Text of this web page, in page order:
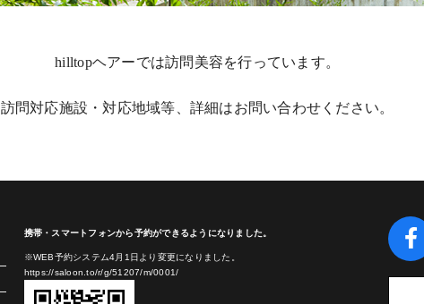
hilltopヘアーでは訪問美容を行っています。
訪問対応施設・対応地域等、詳細はお問い合わせください。
携帯・スマートフォンから予約ができるようになりました。
※WEB予約システム4月1日より変更になりました。
https://saloon.to/r/g/51207/m/0001/